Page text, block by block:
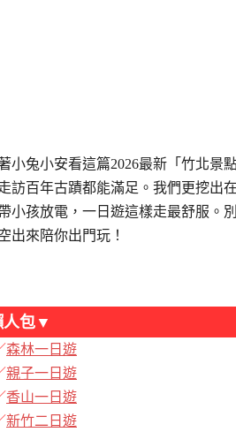
小兔小安看這篇2026最新「竹北景
訪百年古蹟都能滿足。我們更挖出
小孩放電，一日遊這樣走最舒服。
出來陪你出門玩！
人包▼
森林一日遊
親子一日遊
香山一日遊
新竹二日遊